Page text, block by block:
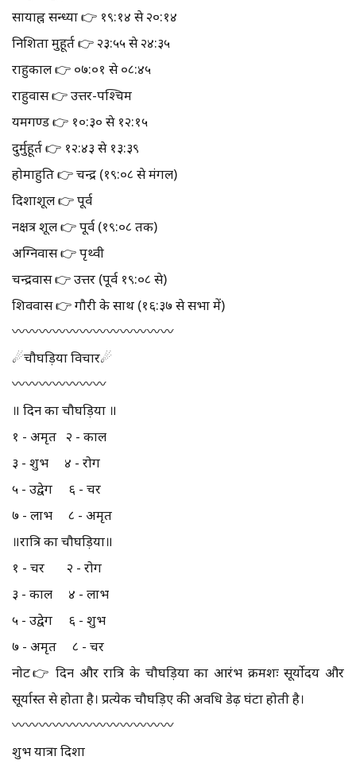
सायाह्न सन्ध्या 👉 १९:१४ से २०:१४
निशिता मुहूर्त 👉 २३:५५ से २४:३५
राहुकाल 👉 ०७:०१ से ०८:४५
राहुवास 👉 उत्तर-पश्चिम
यमगण्ड 👉 १०:३० से १२:१५
दुर्मुहूर्त 👉 १२:४३ से १३:३९
होमाहुति 👉 चन्द्र (१९:०८ से मंगल)
दिशाशूल 👉 पूर्व
नक्षत्र शूल 👉 पूर्व (१९:०८ तक)
अग्निवास 👉 पृथ्वी
चन्द्रवास 👉 उत्तर (पूर्व १९:०८ से)
शिववास 👉 गौरी के साथ (१६:३७ से सभा में)
〰️〰️〰️〰️〰️〰️〰️〰️〰️〰️〰️〰️
☄चौघड़िया विचार☄
〰️〰️〰️〰️〰️〰️〰️
॥ दिन का चौघड़िया ॥
१ - अमृत २ - काल
३ - शुभ ४ - रोग
५ - उद्वेग ६ - चर
७ - लाभ ८ - अमृत
॥रात्रि का चौघड़िया॥
१ - चर २ - रोग
३ - काल ४ - लाभ
५ - उद्वेग ६ - शुभ
७ - अमृत ८ - चर
नोट👉 दिन और रात्रि के चौघड़िया का आरंभ क्रमशः सूर्योदय और
सूर्यास्त से होता है। प्रत्येक चौघड़िए की अवधि डेढ़ घंटा होती है।
〰️〰️〰️〰️〰️〰️〰️〰️〰️〰️〰️〰️
शुभ यात्रा दिशा